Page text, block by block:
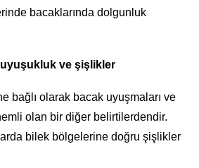
bacaklarında dolgunluk
uyuşukluk ve şişlikler
bağlı olarak bacak uyuşmaları ve
olan bir diğer belirtilerdendir.
bilek bölgelerine doğru şişlikler